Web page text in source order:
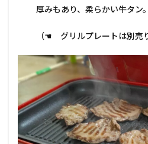
プレ
（別
売
り）
を使
え
スー
プ系
もい
け
る。
厚みもあり、柔らかい牛タン。
（☚ グリルプレートは別売